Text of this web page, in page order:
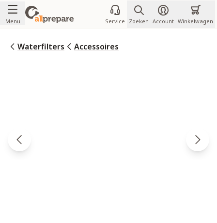
Ga naar de inhoud
Menu Service Zoeken Account Winkelwagen
Waterfilters Accessoires